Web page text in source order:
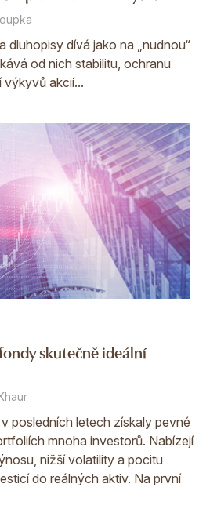
dluhopisy dívá jako na „nudnou“
od nich stabilitu, ochranu
výkyvů akcií...
skutečně ideální
posledních letech získaly pevné
mnoha investorů. Nabízejí
nižší volatility a pocitu
do reálných aktiv. Na první